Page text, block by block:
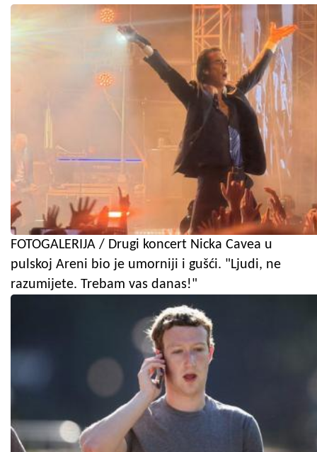
FOTOGALERIJA / Drugi koncert Nicka Cavea u
pulskoj Areni bio je umorniji i gušći. "Ljudi, ne
razumijete. Trebam vas danas!"